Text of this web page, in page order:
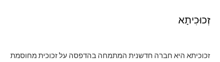
זְכוּכִיתָא
זכוכיתא היא חברה חדשנית המתמחה בהדפסה על זכוכית מחוסמת